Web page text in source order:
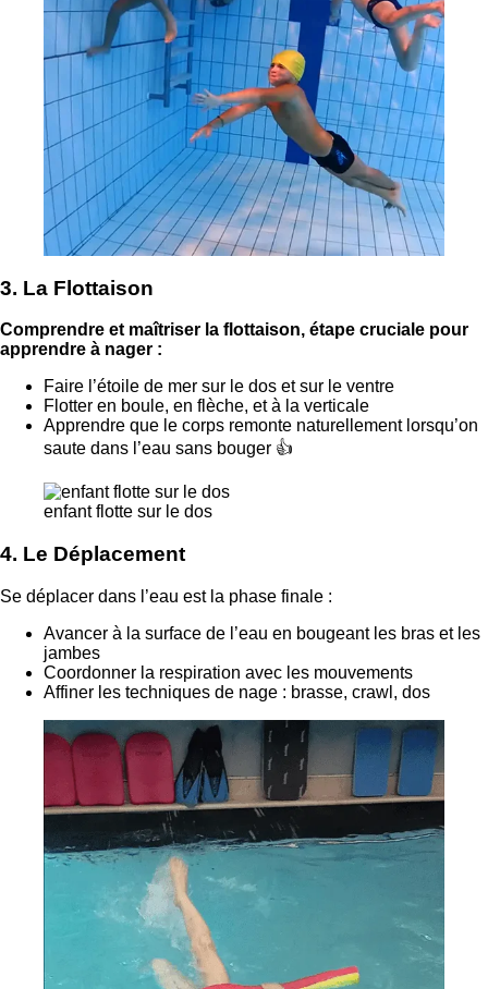
3. La Flottaison
Comprendre et maîtriser la flottaison, étape cruciale pour
apprendre à nager :
Faire l’étoile de mer sur le dos et sur le ventre
Flotter en boule, en flèche, et à la verticale
Apprendre que le corps remonte naturellement lorsqu’on
saute dans l’eau sans bouger 👍
enfant flotte sur le dos
4. Le Déplacement
Se déplacer dans l’eau est la phase finale :
Avancer à la surface de l’eau en bougeant les bras et les
jambes
Coordonner la respiration avec les mouvements
Affiner les techniques de nage : brasse, crawl, dos